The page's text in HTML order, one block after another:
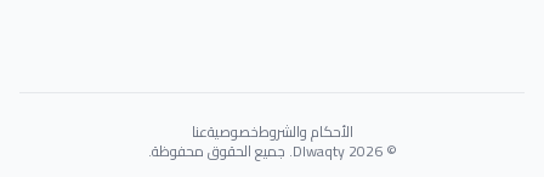
الأحكام والشروطخصوصيةعنا
© 2026 Dlwaqty. جميع الحقوق محفوظة.